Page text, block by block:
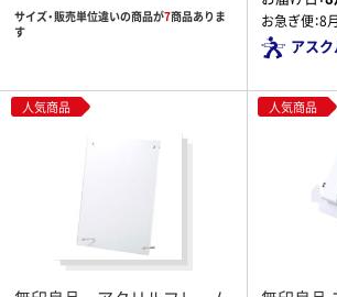
サイズ・販売単位違いの商品が7商品ありま
す
お急ぎ便：8
アス
人気商品 人気商品